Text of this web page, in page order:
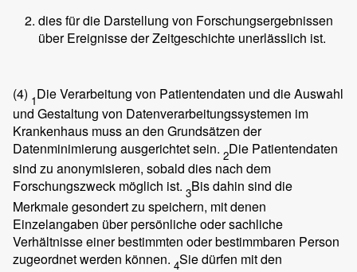
dies für die Darstellung von Forschungsergebnissen
über Ereignisse der Zeitgeschichte unerlässlich ist.
(4) 1Die Verarbeitung von Patientendaten und die Auswahl
und Gestaltung von Datenverarbeitungssystemen im
Krankenhaus muss an den Grundsätzen der
Datenminimierung ausgerichtet sein. 2Die Patientendaten
sind zu anonymisieren, sobald dies nach dem
Forschungszweck möglich ist. 3Bis dahin sind die
Merkmale gesondert zu speichern, mit denen
Einzelangaben über persönliche oder sachliche
Verhältnisse einer bestimmten oder bestimmbaren Person
zugeordnet werden können. 4Sie dürfen mit den